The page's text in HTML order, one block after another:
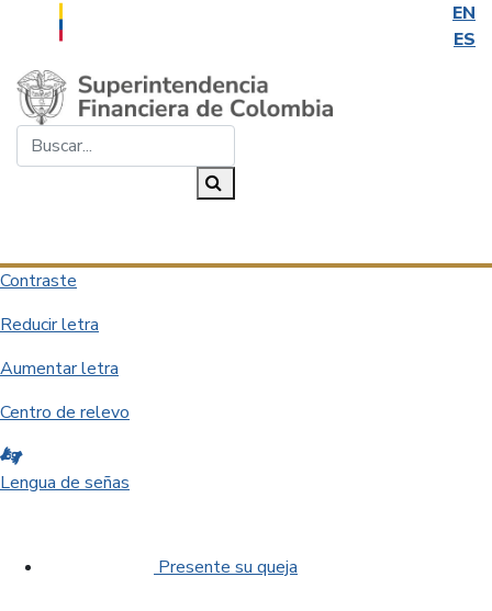
EN
ES
Saltar al contenido principal
Contraste
Reducir letra
Aumentar letra
Centro de relevo
Lengua de señas
Presente su queja